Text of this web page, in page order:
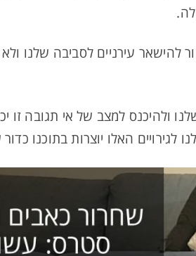
עירניים לסביבה שלנו ולא
ולהיכנס למצב של אי תגובה זו
לגירויים האלו יוצרות בתוכנו